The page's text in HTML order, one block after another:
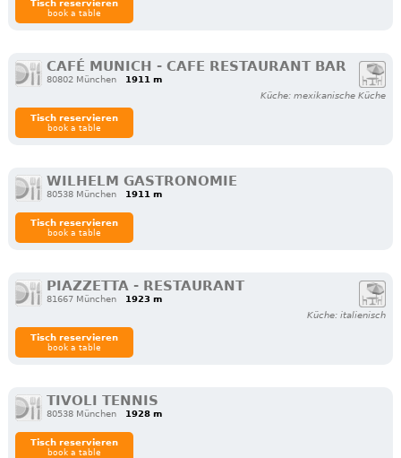
Tisch reservieren
book a table
CAFÉ MUNICH - CAFE RESTAURANT BAR
80802 München
1911 m
Küche: mexikanische Küche
Tisch reservieren
book a table
WILHELM GASTRONOMIE
80538 München 1911 m
Tisch reservieren
book a table
PIAZZETTA - RESTAURANT
81667 München
1923 m
Küche: italienisch
Tisch reservieren
book a table
TIVOLI TENNIS
80538 München 1928 m
Tisch reservieren
book a table